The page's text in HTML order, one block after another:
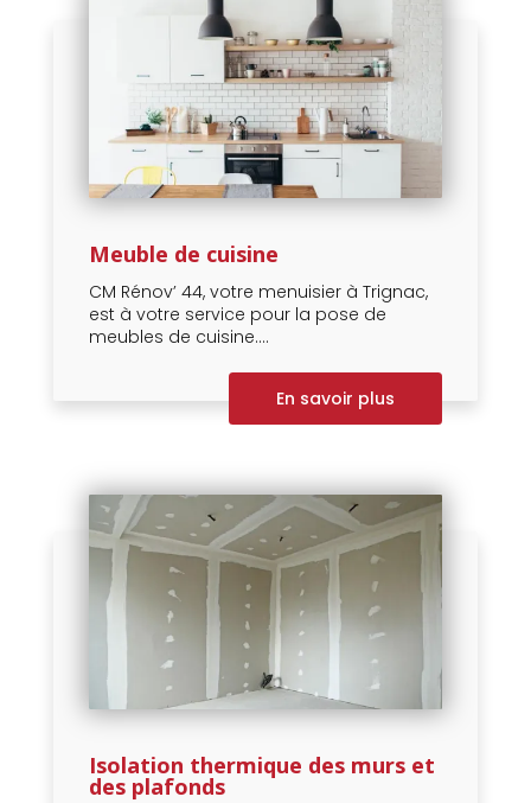
Meuble de cuisine
CM Rénov’ 44, votre menuisier à Trignac,
est à votre service pour la pose de
meubles de cuisine....
En savoir plus
Isolation thermique des murs et
des plafonds